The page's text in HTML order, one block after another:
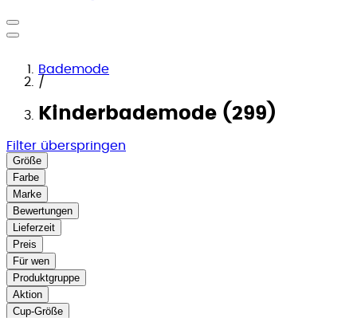
Bademode
/
Kinderbademode (299)
Filter überspringen
Größe
Farbe
Marke
Bewertungen
Lieferzeit
Preis
Für wen
Produktgruppe
Aktion
Cup-Größe